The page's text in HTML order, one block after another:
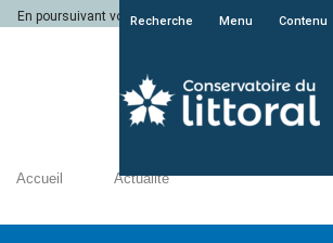
En poursuivant votre navigation sur le site du
Recherche Menu Contenu
Accueil Actualité